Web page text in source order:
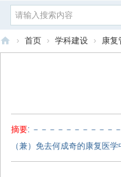
› 首页 › 学科建设 › 康复
摘要: －－－－－－－－－－
（兼）免去何成奇的康复医